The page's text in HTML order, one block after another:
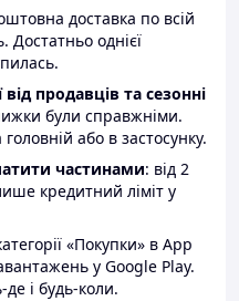
доставка по всій
Достатньо однієї
від продавців та сезонні
були справжніми.
або в застосунку.
частинами: від 2
кредитний ліміт у
«Покупки» в App
у Google Play.
і будь-коли.